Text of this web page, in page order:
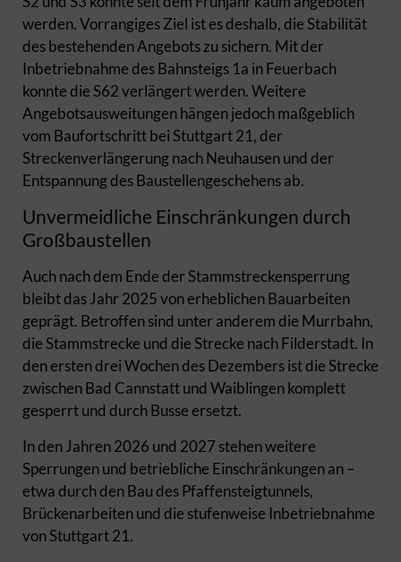
werden. Vorrangiges Ziel ist es deshalb, die Stabilität
des bestehenden Angebots zu sichern. Mit der
Inbetriebnahme des Bahnsteigs 1a in Feuerbach
konnte die S62 verlängert werden. Weitere
Angebotsausweitungen hängen jedoch maßgeblich
vom Baufortschritt bei Stuttgart 21, der
Streckenverlängerung nach Neuhausen und der
Entspannung des Baustellengeschehens ab.
Unvermeidliche Einschränkungen durch
Großbaustellen
Auch nach dem Ende der Stammstreckensperrung
bleibt das Jahr 2025 von erheblichen Bauarbeiten
geprägt. Betroffen sind unter anderem die Murrbahn,
die Stammstrecke und die Strecke nach Filderstadt. In
den ersten drei Wochen des Dezembers ist die Strecke
zwischen Bad Cannstatt und Waiblingen komplett
gesperrt und durch Busse ersetzt.
In den Jahren 2026 und 2027 stehen weitere
Sperrungen und betriebliche Einschränkungen an –
etwa durch den Bau des Pfaffensteigtunnels,
Brückenarbeiten und die stufenweise Inbetriebnahme
von Stuttgart 21.